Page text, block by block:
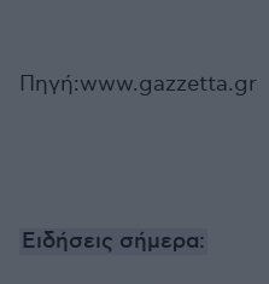
Πηγή:www.gazzetta.gr
Ειδήσεις σήμερα: